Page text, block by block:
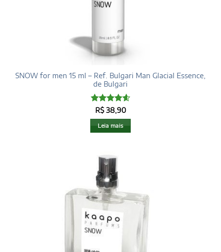
SNOW for men 15 ml – Ref. Bulgari Man Glacial Essence,
de Bulgari
Avaliação
4.6de 5
R$38,90
Leia mais